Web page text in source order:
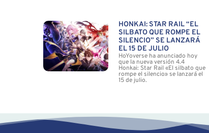
HONKAI: STAR RAIL “EL
SILBATO QUE ROMPE EL
SILENCIO” SE LANZARÁ
EL 15 DE JULIO
HoYoverse ha anunciado hoy
que la nueva versión 4.4
Honkai: Star Rail «El silbato que
rompe el silencio» se lanzará el
15 de julio.